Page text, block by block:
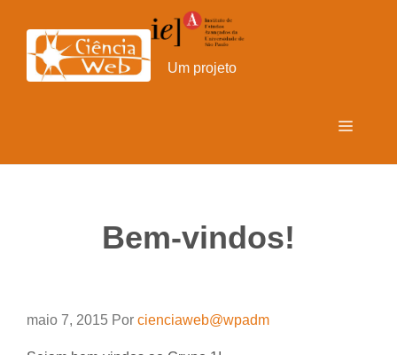
para
conteúdo
Um projeto
Menu
Bem-vindos!
maio 7, 2015 Por cienciaweb@wpadm